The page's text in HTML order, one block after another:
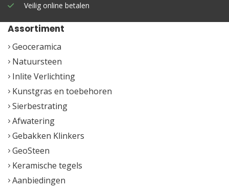
Veilig online betalen
Assortiment
Geoceramica
Natuursteen
Inlite Verlichting
Kunstgras en toebehoren
Sierbestrating
Afwatering
Gebakken Klinkers
GeoSteen
Keramische tegels
Aanbiedingen